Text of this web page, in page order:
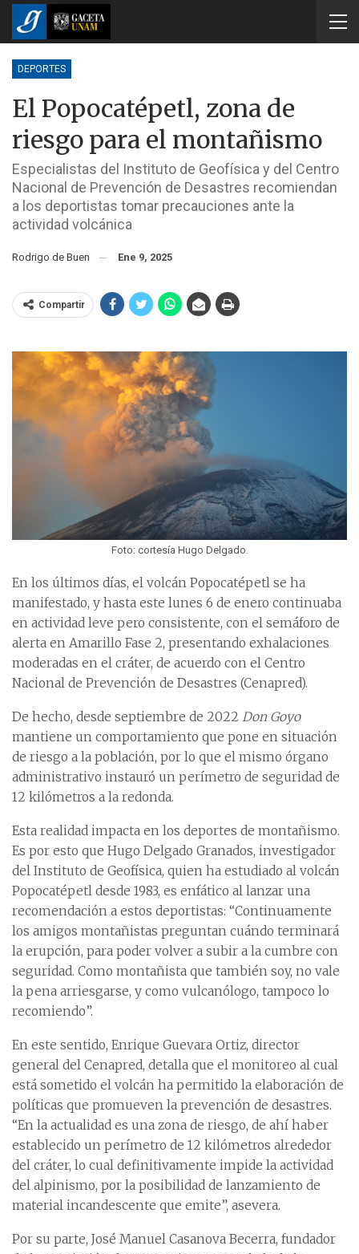
DEPORTES
El Popocatépetl, zona de
riesgo para el montañismo
Especialistas del Instituto de Geofísica y del Centro
Nacional de Prevención de Desastres recomiendan
a los deportistas tomar precauciones ante la
actividad volcánica
Rodrigo de Buen Ene 9, 2025
Compartir
Foto: cortesía Hugo Delgado.
En los últimos días, el volcán Popocatépetl se ha
manifestado, y hasta este lunes 6 de enero continuaba
en actividad leve pero consistente, con el semáforo de
alerta en Amarillo Fase 2, presentando exhalaciones
moderadas en el cráter, de acuerdo con el Centro
Nacional de Prevención de Desastres (Cenapred).
De hecho, desde septiembre de 2022 Don Goyo
mantiene un comportamiento que pone en situación
de riesgo a la población, por lo que el mismo órgano
administrativo instauró un perímetro de seguridad de
12 kilómetros a la redonda.
Esta realidad impacta en los deportes de montañismo.
Es por esto que Hugo Delgado Granados, investigador
del Instituto de Geofísica, quien ha estudiado al volcán
Popocatépetl desde 1983, es enfático al lanzar una
recomendación a estos deportistas: “Continuamente
los amigos montañistas preguntan cuándo terminará
la erupción, para poder volver a subir a la cumbre con
seguridad. Como montañista que también soy, no vale
la pena arriesgarse, y como vulcanólogo, tampoco lo
recomiendo”.
En este sentido, Enrique Guevara Ortiz, director
general del Cenapred, detalla que el monitoreo al cual
está sometido el volcán ha permitido la elaboración de
políticas que promueven la prevención de desastres.
“En la actualidad es una zona de riesgo, de ahí haber
establecido un perímetro de 12 kilómetros alrededor
del cráter, lo cual definitivamente impide la actividad
del alpinismo, por la posibilidad de lanzamiento de
material incandescente que emite”, asevera.
Por su parte, José Manuel Casanova Becerra, fundador